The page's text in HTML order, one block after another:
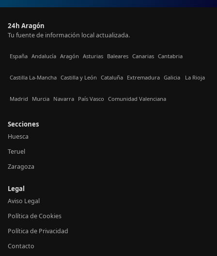
24h Aragón
Tu fuente de información local actualizada.
España Andalucía Aragón Asturias Baleares Canarias Cantabria
Castilla La-Mancha Castilla y León Cataluña Extremadura Galicia La Rioja
Madrid Murcia Navarra País Vasco Comunidad Valenciana
Secciones
Huesca
Teruel
Zaragoza
Legal
Aviso Legal
Política de Cookies
Política de Privacidad
Contacto